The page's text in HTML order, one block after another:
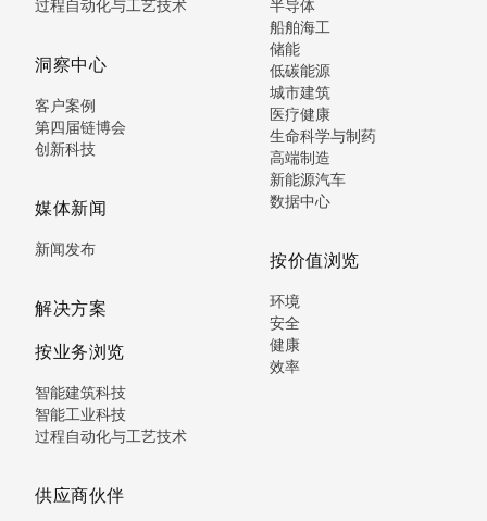
过程自动化与工艺技术
洞察中心
客户案例
第四届链博会
创新科技
媒体新闻
新闻发布
解决方案
按业务浏览
智能建筑科技
智能工业科技
过程自动化与工艺技术
供应商伙伴
半导体
船舶海工
储能
低碳能源
城市建筑
医疗健康
生命科学与制药
高端制造
新能源汽车
数据中心
按价值浏览
环境
安全
健康
效率